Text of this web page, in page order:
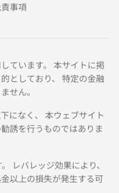
事項
ています。 本サイトに掲
としており、 特定の金融
せん。
になく、 本ウェブサイト
誘を行うものではありま
レバレッジ効果により、
以上の損失が発生する可